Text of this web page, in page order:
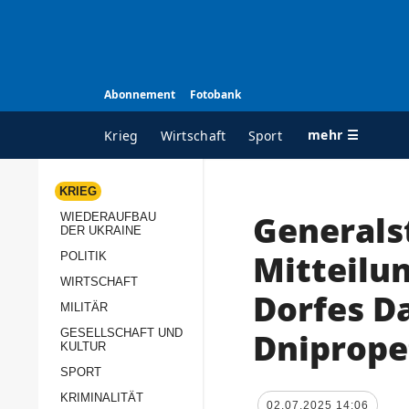
Abonnement Fotobank
Krieg Wirtschaft Sport mehr ☰
ALLE RUBRIKEN
Wiederaufbau der
Politik
Militär
KRIEG
WIEDERAUFBAU
DER UKRAINE
POLITIK
WIRTSCHAFT
MILITÄR
GESELLSCHAFT UND
KULTUR
SPORT
KRIMINALITÄT
Dorfes
02.07.2025 14:06